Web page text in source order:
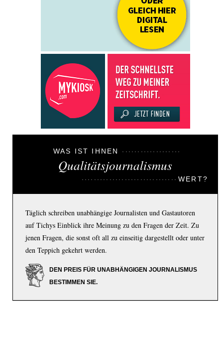
WAS IST IHNEN
Qualitätsjournalismus
WERT?
Täglich schreiben unabhängige Journalisten und Gastautoren
auf Tichys Einblick ihre Meinung zu den Fragen der Zeit. Zu
jenen Fragen, die sonst oft all zu einseitig dargestellt oder unter
den Teppich gekehrt werden.
DEN PREIS FÜR UNABHÄNGIGEN JOURNALISMUS
BESTIMMEN SIE.